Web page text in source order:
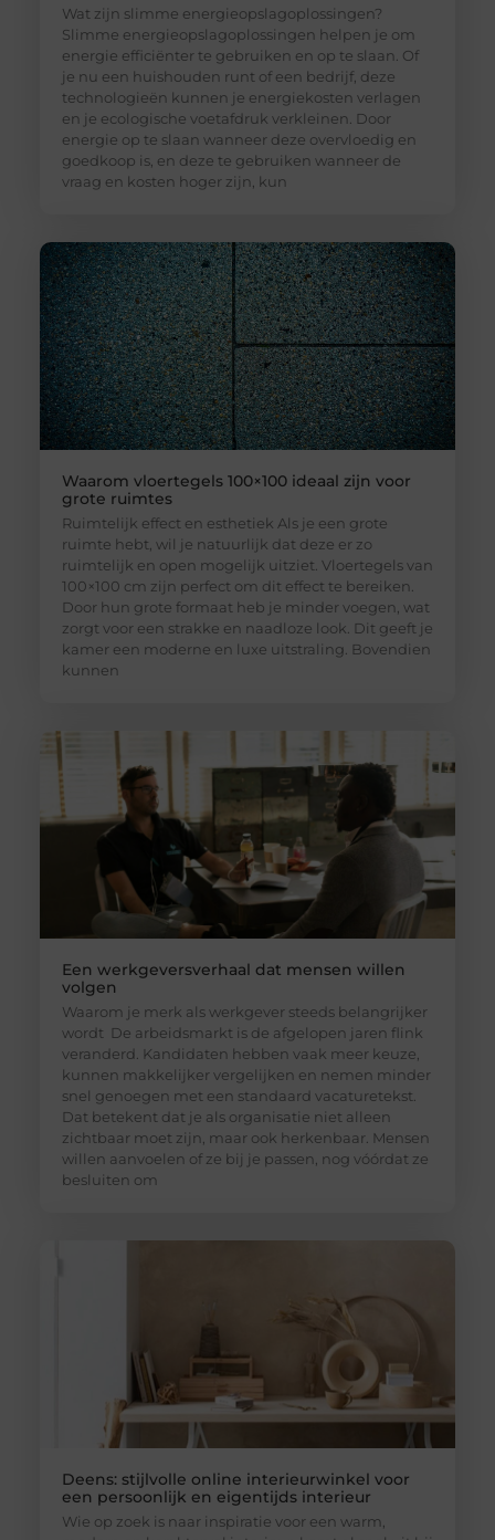
Wat zijn slimme energieopslagoplossingen?
Slimme energieopslagoplossingen helpen je om
energie efficiënter te gebruiken en op te slaan. Of
je nu een huishouden runt of een bedrijf, deze
technologieën kunnen je energiekosten verlagen
en je ecologische voetafdruk verkleinen. Door
energie op te slaan wanneer deze overvloedig en
goedkoop is, en deze te gebruiken wanneer de
vraag en kosten hoger zijn, kun
Waarom vloertegels 100×100 ideaal zijn voor
grote ruimtes
Ruimtelijk effect en esthetiek Als je een grote
ruimte hebt, wil je natuurlijk dat deze er zo
ruimtelijk en open mogelijk uitziet. Vloertegels van
100×100 cm zijn perfect om dit effect te bereiken.
Door hun grote formaat heb je minder voegen, wat
zorgt voor een strakke en naadloze look. Dit geeft je
kamer een moderne en luxe uitstraling. Bovendien
kunnen
Een werkgeversverhaal dat mensen willen
volgen
Waarom je merk als werkgever steeds belangrijker
wordt De arbeidsmarkt is de afgelopen jaren flink
veranderd. Kandidaten hebben vaak meer keuze,
kunnen makkelijker vergelijken en nemen minder
snel genoegen met een standaard vacaturetekst.
Dat betekent dat je als organisatie niet alleen
zichtbaar moet zijn, maar ook herkenbaar. Mensen
willen aanvoelen of ze bij je passen, nog vóórdat ze
besluiten om
Deens: stijlvolle online interieurwinkel voor
een persoonlijk en eigentijds interieur
Wie op zoek is naar inspiratie voor een warm,